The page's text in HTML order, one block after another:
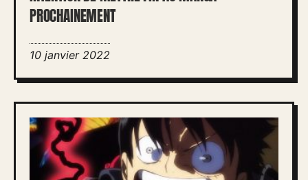
PROCHAINEMENT
10 janvier 2022